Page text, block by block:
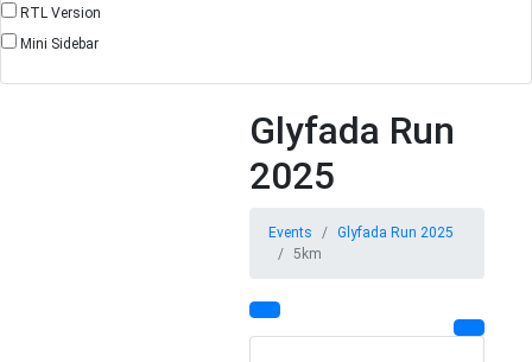
RTL Version
Mini Sidebar
Glyfada Run
2025
Events
Glyfada Run 2025
5km